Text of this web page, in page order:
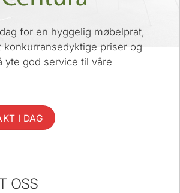
for en hyggelig møbelprat,
konkurransedyktige priser og
yte god service til våre
I DAG
OSS